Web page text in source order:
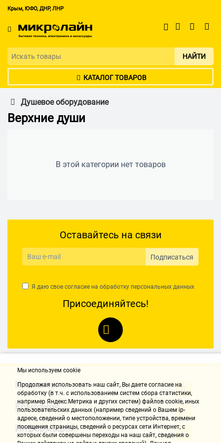
Крым, ЮФО, ДНР, ЛНР
НАЙТИ
КАТАЛОГ ТОВАРОВ
Душевое оборудование
Верхние души
В этой категории нет товаров
Оставайтесь на связи
Подписаться
Я даю свое согласие на обработку персональных данных
Присоединяйтесь!
Контакты
Компания
Информация
Мы используем cookie
Продолжая использовать наш cайт, Вы даете согласие на
обработку (в т.ч. с использованием систем сбора статистики,
например Яндекс.Метрика и других систем) файлов cookie, иных
пользовательских данных (например сведений о Вашем ip-
адресе, сведений о местоположении, типе устройства, времени
посещения страницы, сведений о ресурсах сети Интернет, с
которых были совершены переходы на наш сайт, сведения о